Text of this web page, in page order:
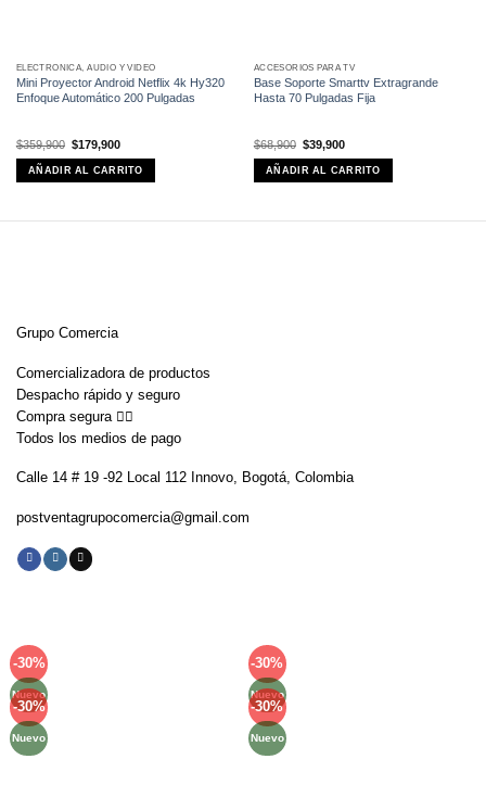
ELECTRÓNICA, AUDIO Y VIDEO
Mini Proyector Android Netflix 4k Hy320
Enfoque Automático 200 Pulgadas
$359,900 El
precio
original
era:
$359,900.
$179,900El
actual
es:
$179,900.
AÑADIR AL CARRITO
ACCESORIOS PARA TV
Base Soporte Smarttv Extragrande
Hasta 70 Pulgadas Fija
$68,900 El
precio
original
era:
$68,900.
$39,900El
actual
es:
$39,900.
AÑADIR AL CARRITO
Grupo Comercia
Comercializadora de productos
Despacho rápido y seguro
Compra segura 👇🏼
Todos los medios de pago
Calle 14 # 19 -92 Local 112 Innovo, Bogotá, Colombia
postventagrupocomercia@gmail.com
-30%
Nuevo
-30%
Nuevo
-30%
Nuevo
-30%
Nuevo